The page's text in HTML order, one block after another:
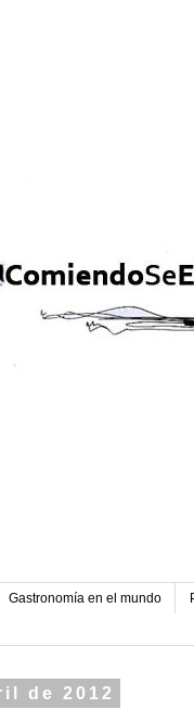
Gastronomía en el mundo
de 2012